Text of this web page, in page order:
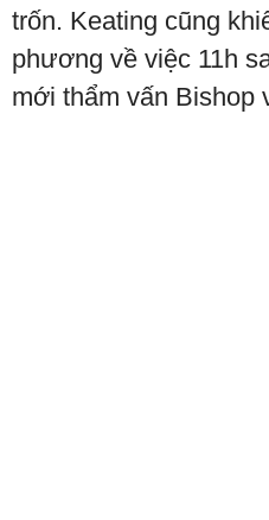
trốn. Keating cũng
phương về việc 11h
mới thẩm vấn Bishop